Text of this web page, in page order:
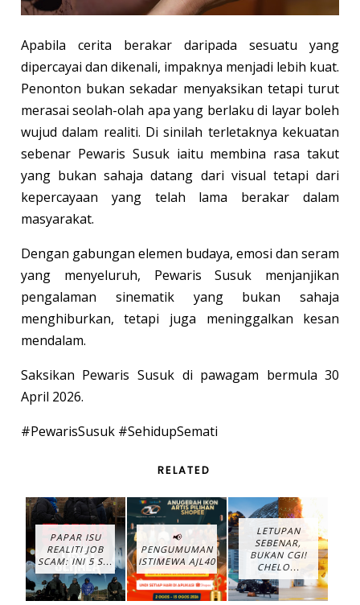
Apabila cerita berakar daripada sesuatu yang
dipercayai dan dikenali, impaknya menjadi lebih kuat.
Penonton bukan sekadar menyaksikan tetapi turut
merasai seolah-olah apa yang berlaku di layar boleh
wujud dalam realiti. Di sinilah terletaknya kekuatan
sebenar Pewaris Susuk iaitu membina rasa takut
yang bukan sahaja datang dari visual tetapi dari
kepercayaan yang telah lama berakar dalam
masyarakat.
Dengan gabungan elemen budaya, emosi dan seram
yang menyeluruh, Pewaris Susuk menjanjikan
pengalaman sinematik yang bukan sahaja
menghiburkan, tetapi juga meninggalkan kesan
mendalam.
Saksikan Pewaris Susuk di pawagam bermula 30
April 2026.
#PewarisSusuk #SehidupSemati
RELATED
PAPAR ISU
REALITI JOB
SCAM: INI 5 S...
📢
PENGUMUMAN
ISTIMEWA AJL40
LETUPAN
SEBENAR,
BUKAN CGI!
CHELO...